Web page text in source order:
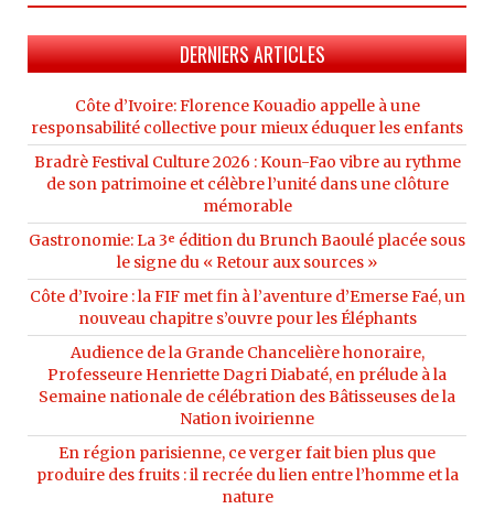
DERNIERS ARTICLES
Côte d’Ivoire: Florence Kouadio appelle à une
responsabilité collective pour mieux éduquer les enfants
Bradrè Festival Culture 2026 : Koun-Fao vibre au rythme
de son patrimoine et célèbre l’unité dans une clôture
mémorable
Gastronomie: La 3ᵉ édition du Brunch Baoulé placée sous
le signe du « Retour aux sources »
Côte d’Ivoire : la FIF met fin à l’aventure d’Emerse Faé, un
nouveau chapitre s’ouvre pour les Éléphants
Audience de la Grande Chancelière honoraire,
Professeure Henriette Dagri Diabaté, en prélude à la
Semaine nationale de célébration des Bâtisseuses de la
Nation ivoirienne
En région parisienne, ce verger fait bien plus que
produire des fruits : il recrée du lien entre l’homme et la
nature